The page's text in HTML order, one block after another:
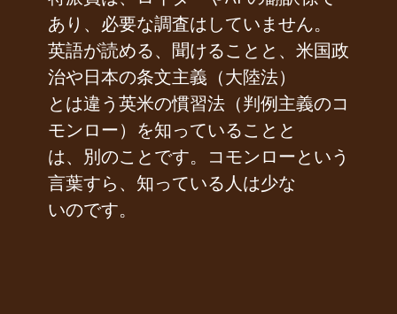
あり、必要な調査はしていません。
英語が読める、聞けることと、米国政
治や日本の条文主義（大陸法）
とは違う英米の慣習法（判例主義のコ
モンロー）を知っていることと
は、別のことです。コモンローという
言葉すら、知っている人は少な
いのです。